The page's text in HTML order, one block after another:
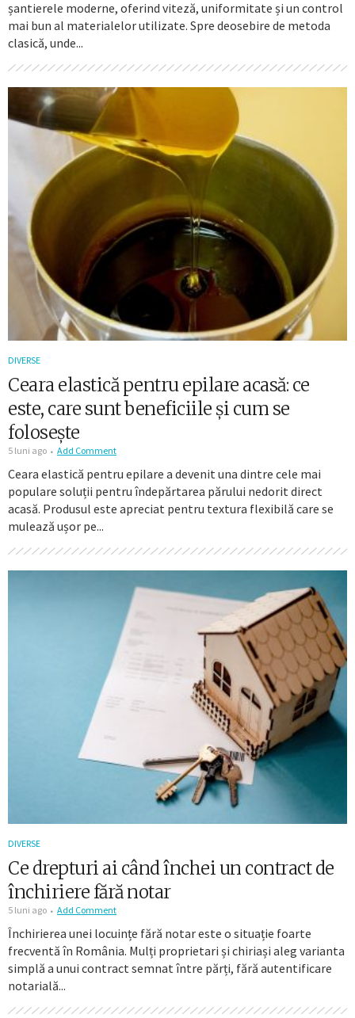
șantierele moderne, oferind viteză, uniformitate și un control
mai bun al materialelor utilizate. Spre deosebire de metoda
clasică, unde...
DIVERSE
Ceara elastică pentru epilare acasă: ce
este, care sunt beneficiile și cum se
folosește
5 luni ago Add Comment
Ceara elastică pentru epilare a devenit una dintre cele mai
populare soluții pentru îndepărtarea părului nedorit direct
acasă. Produsul este apreciat pentru textura flexibilă care se
mulează ușor pe...
DIVERSE
Ce drepturi ai când închei un contract de
închiriere fără notar
5 luni ago Add Comment
Închirierea unei locuințe fără notar este o situație foarte
frecventă în România. Mulți proprietari și chiriași aleg varianta
simplă a unui contract semnat între părți, fără autentificare
notarială...